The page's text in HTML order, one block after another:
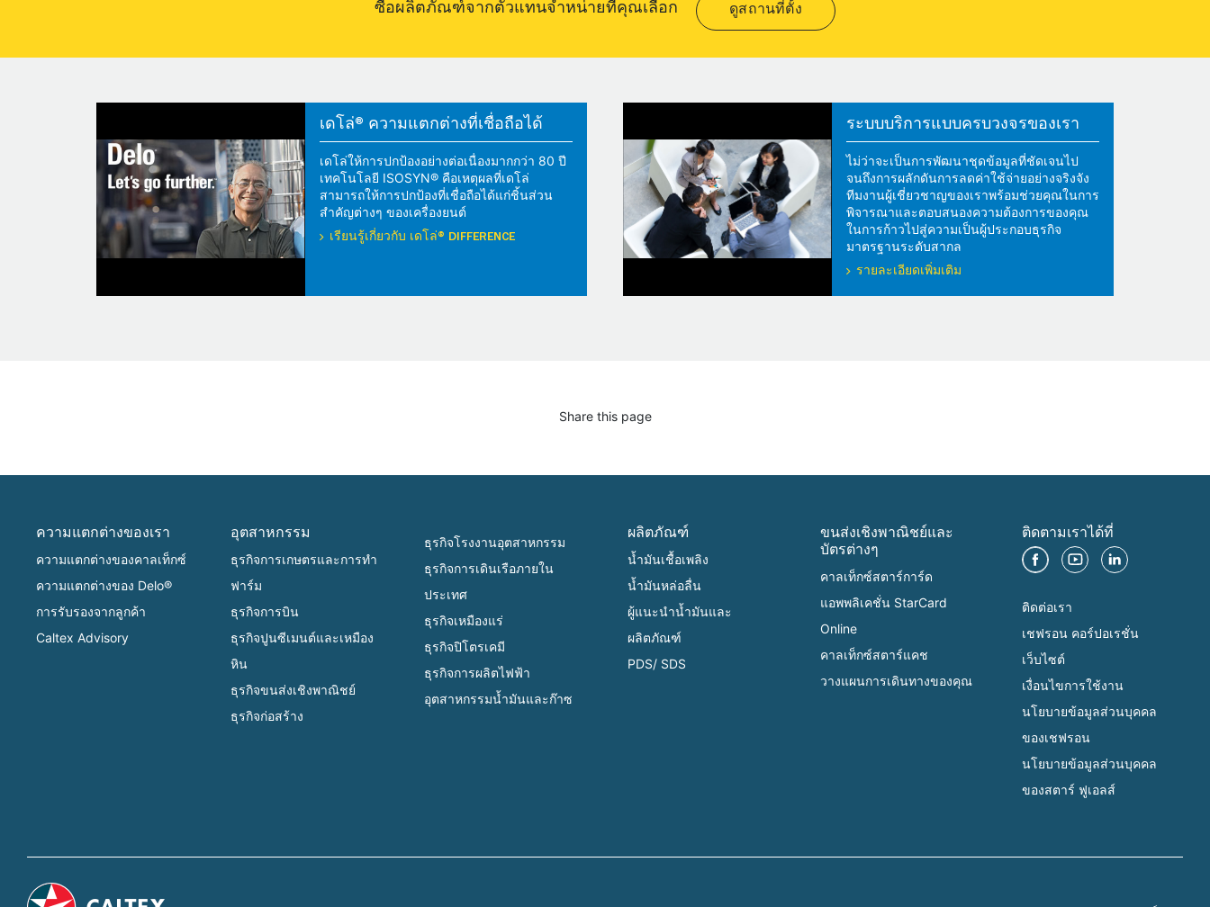
ซื้อผลิตภัณฑ์จากตัวแทนจำหน่ายที่คุณเลือก ดูสถานที่ตั้ง
เดโล่® ความแตกต่างที่เชื่อถือได้
เดโล่ให้การปกป้องอย่างต่อเนื่องมากกว่า 80 ปี
เทคโนโลยี ISOSYN® คือเหตุผลที่เดโล่
สามารถให้การปกป้องที่เชื่อถือได้แก่ชิ้นส่วน
สำคัญต่างๆ ของเครื่องยนต์
เรียนรู้เกี่ยวกับ เดโล่® DIFFERENCE
ระบบบริการแบบครบวงจรของเรา
ไม่ว่าจะเป็นการพัฒนาชุดข้อมูลที่ชัดเจนไป
จนถึงการผลักดันการลดค่าใช้จ่ายอย่างจริงจัง
ทีมงานผู้เชี่ยวชาญของเราพร้อมช่วยคุณในการ
พิจารณาและตอบสนองความต้องการของคุณ
ในการก้าวไปสู่ความเป็นผู้ประกอบธุรกิจ
มาตรฐานระดับสากล
รายละเอียดเพิ่มเติม
Share this page
ความแตกต่างของเรา
ความแตกต่างของคาลเท็กซ์
ความแตกต่างของ Delo®
การรับรองจากลูกค้า
Caltex Advisory
อุตสาหกรรม
ธุรกิจการเกษตรและการทำ
ฟาร์ม
ธุรกิจการบิน
ธุรกิจปูนซีเมนต์และเหมือง
หิน
ธุรกิจขนส่งเชิงพาณิชย์
ธุรกิจก่อสร้าง
ธุรกิจโรงงานอุตสาหกรรม
ธุรกิจการเดินเรือภายใน
ประเทศ
ธุรกิจเหมืองแร่
ธุรกิจปิโตรเคมี
ธุรกิจการผลิตไฟฟ้า
อุตสาหกรรมน้ำมันและก๊าซ
ผลิตภัณฑ์
น้ำมันเชื้อเพลิง
น้ำมันหล่อลื่น
ผู้แนะนำน้ำมันและ
ผลิตภัณฑ์
PDS/ SDS
ขนส่งเชิงพาณิชย์และ
บัตรต่างๆ
คาลเท็กซ์สตาร์การ์ด
แอพพลิเคชั่น StarCard
Online
คาลเท็กซ์สตาร์แคช
วางแผนการเดินทางของคุณ
ติดตามเราได้ที่
ติดต่อเรา
เชฟรอน คอร์ปอเรชั่น
เว็บไซต์
เงื่อนไขการใช้งาน
นโยบายข้อมูลส่วนบุคคล
ของเชฟรอน
นโยบายข้อมูลส่วนบุคคล
ของสตาร์ ฟูเอลส์